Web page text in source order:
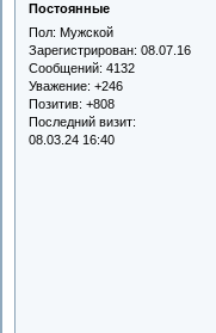
Постоянные
Пол: Мужской
Зарегистрирован: 08.07.16
Сообщений: 4132
Уважение: +246
Позитив: +808
Последний визит:
08.03.24 16:40